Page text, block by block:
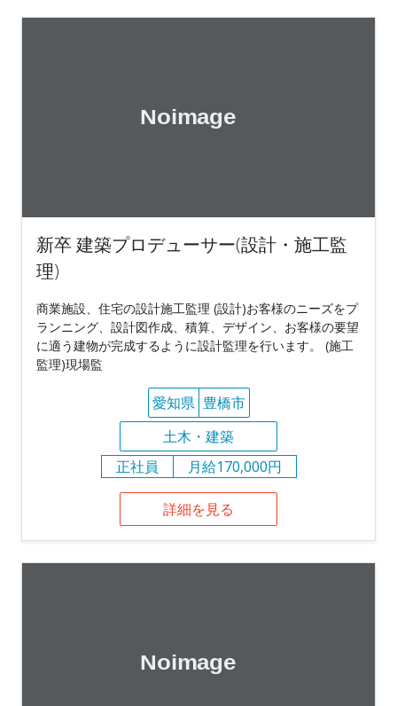
新卒 建築プロデューサー(設計・施工監
理)
商業施設、住宅の設計施工監理 (設計)お客様のニーズをプ
ランニング、設計図作成、積算、デザイン、お客様の要望
に適う建物が完成するように設計監理を行います。 (施工
監理)現場監
愛知県 豊橋市
土木・建築
正社員
月給170,000円
詳細を見る